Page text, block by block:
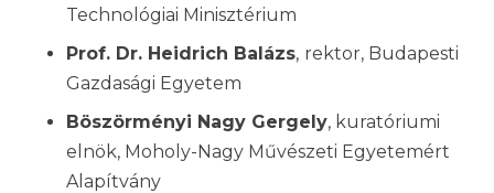
Technológiai Minisztérium
Prof. Dr. Heidrich Balázs, rektor, Budapesti
Gazdasági Egyetem
Böszörményi Nagy Gergely, kuratóriumi
elnök, Moholy-Nagy Művészeti Egyetemért
Alapítvány